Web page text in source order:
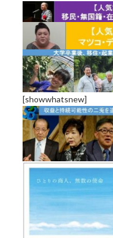
[showwhatsnew]